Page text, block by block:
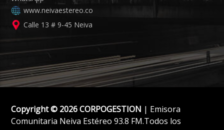
www.neivaestereo.co
Calle 13 # 9-45 Neiva
Copyright © 2026 CORPOGESTION | Emisora
Comunitaria Neiva Estéreo 93.8 FM.Todos los